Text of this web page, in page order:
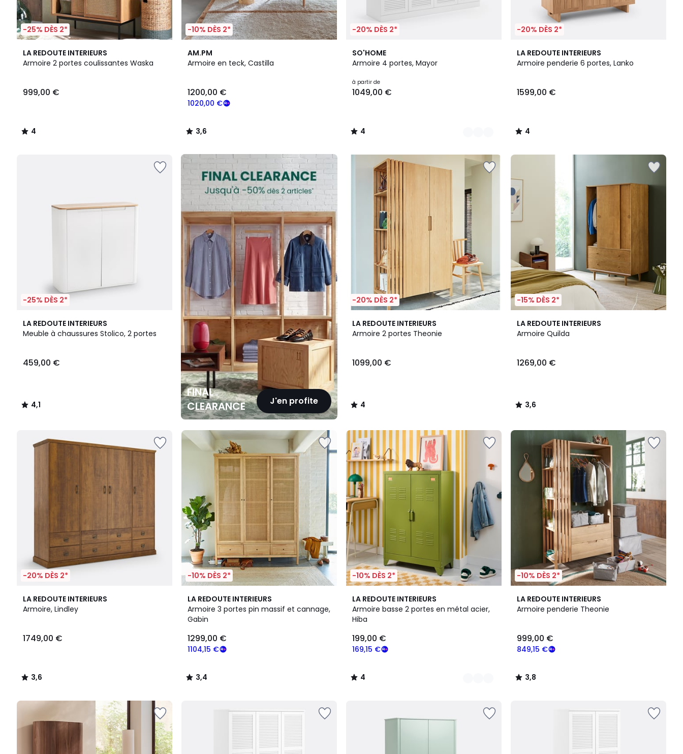
-25% DÈS 2*
LA REDOUTE INTERIEURS
Armoire 2 portes coulissantes Waska
€.
999,00 €
4
/
4
/
-10% DÈS 2*
AM.PM
Armoire en teck, Castilla
1020,00 €
1200,00 €
3,6
/ 5
3,6
/
-20% DÈS 2*
SO'HOME
Armoire 4 portes, Mayor
à partir de
1049,00 €
4
/
2
Couleurs
4
/
-20% DÈS 2*
LA REDOUTE INTERIEURS
Armoire penderie 6 portes, Lanko
1599,00 €
4
/
4
/
-25% DÈS 2*
LA REDOUTE INTERIEURS
Meuble à chaussures Stolico, 2 portes
459,00 €
4,1
/ 5
4,1
/
FINAL
CLEARANCE
J'en profite
FINAL
CLEARANCE
-20% DÈS 2*
LA REDOUTE INTERIEURS
Armoire 2 portes Theonie
1099,00 €
4
/
4
/
-15% DÈS 2*
LA REDOUTE INTERIEURS
Armoire Quilda
1269,00 €
3,6
/ 5
3,6
/
-20% DÈS 2*
LA REDOUTE INTERIEURS
Armoire, Lindley
1749,00 €
3,6
/ 5
3,6
/
-10% DÈS 2*
LA REDOUTE INTERIEURS
Armoire 3 portes pin massif et cannage,
Gabin
1104,15 €
1299,00 €
3,4
/ 5
3,4
/
-10% DÈS 2*
LA REDOUTE INTERIEURS
Armoire basse 2 portes en métal acier,
Hiba
169,15 €
199,00 €
4
/
5
6
Couleurs
4
/
-10% DÈS 2*
LA REDOUTE INTERIEURS
Armoire penderie Theonie
849,15 €
999,00 €
3,8
/ 5
3,8
/